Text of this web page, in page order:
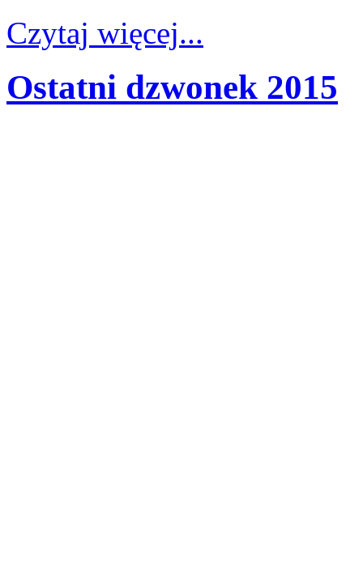
Czytaj więcej...
Ostatni dzwonek 2015